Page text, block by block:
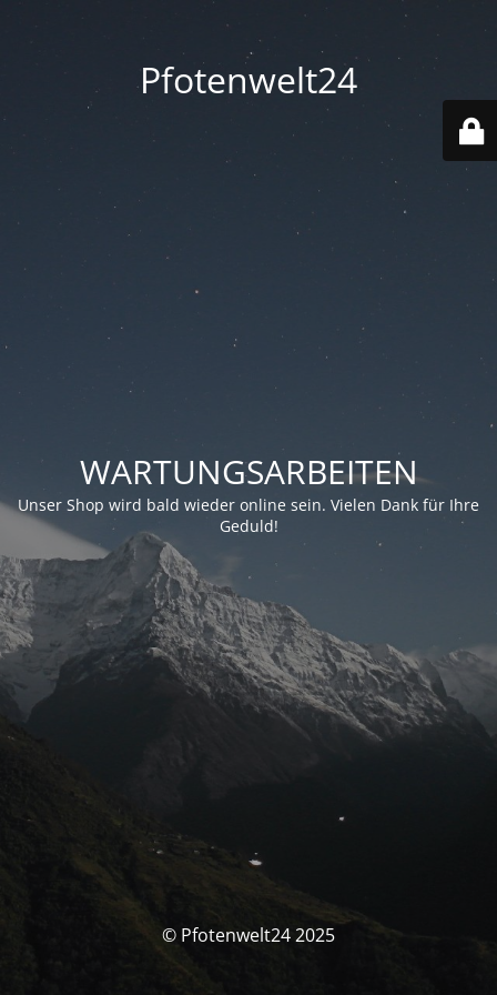
Pfotenwelt24
WARTUNGSARBEITEN
Unser Shop wird bald wieder online sein. Vielen Dank für Ihre
Geduld!
© Pfotenwelt24 2025